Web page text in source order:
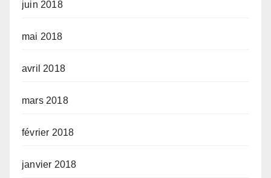
juin 2018
mai 2018
avril 2018
mars 2018
février 2018
janvier 2018